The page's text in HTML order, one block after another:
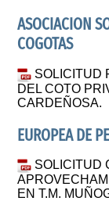
ASOCIACION
COGOTAS
SOLICITUD
DEL COTO
CARDEÑOSA.
EUROPEA DE
SOLICITUD
EN T.M.